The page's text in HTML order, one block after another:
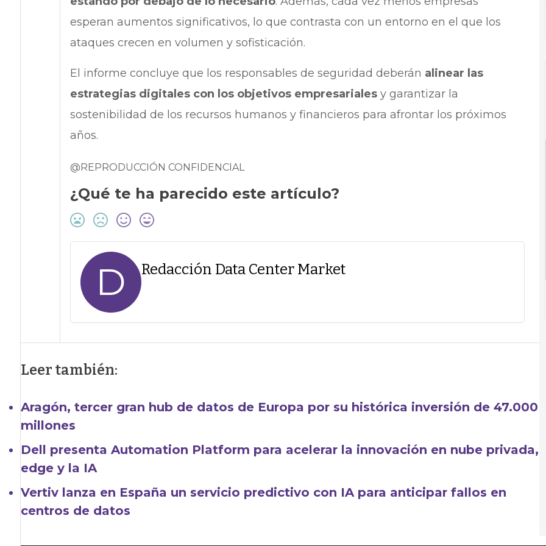
esperan aumentos significativos, lo que contrasta con un entorno en el que los
ataques crecen en volumen y sofisticación.
El informe concluye que los responsables de seguridad deberán alinear las
estrategias digitales con los objetivos empresarialesy garantizar la
sostenibilidad de los recursos humanos y financieros para afrontar los próximos
años.
@REPRODUCCIÓN CONFIDENCIAL
¿Qué te ha parecido este artículo?
D Redacción Data Center Market
Leer también:
Aragón, tercer gran hub de datos de Europa por su histórica inversión de 47.000
millones
Dell presenta Automation Platform para acelerar la innovación en nube privada,
edge y la IA
Vertiv lanza en España un servicio predictivo con IA para anticipar fallos en
centros de datos